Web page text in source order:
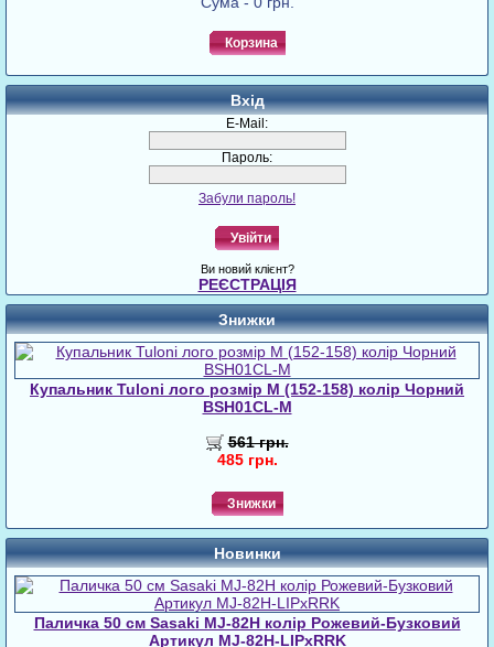
Корзина
Вхід
E-Mail:
Пароль:
Забули пароль!
Увійти
Ви новий клієнт?
РЕЄСТРАЦІЯ
Знижки
Купальник Tuloni лого розмір M (152-158) колір Чорний
BSH01CL-M
561 грн.
485 грн.
Знижки
Новинки
Паличка 50 см Sasaki MJ-82H колір Рожевий-Бузковий
Артикул MJ-82H-LIPxRRK